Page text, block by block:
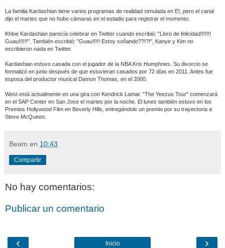
La familia Kardashian tiene varios programas de realidad simulada en E!, pero el canal
dijo el martes que no hubo cámaras en el estadio para registrar el momento.
Khloe Kardashian parecía celebrar en Twitter cuando escribió: "Lloro de felicidad!!!!!!!
Guau!!!!!!". También escribió: "Guau!!!!! Estoy soñando??!?!", Kanye y Kim no
escribieron nada en Twitter.
Kardashian estuvo casada con el jugador de la NBA Kris Humphries. Su divorcio se
formalizó en junio después de que estuvieran casados por 72 días en 2011. Antes fue
esposa del productor musical Damon Thomas, en el 2000.
West está actualmente en una gira con Kendrick Lamar. "The Yeezus Tour" comenzará
en el SAP Center en San Jose el martes por la noche. El lunes también estuvo en los
Premios Hollywood Film en Beverly Hills, entregándole un premio por su trayectoria a
Steve McQueen.
Beam en 10:43
Compartir
No hay comentarios:
Publicar un comentario
‹ ›
Inicio